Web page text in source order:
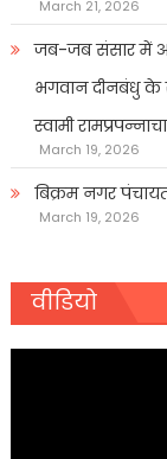
March 21, 2026
जब-जब संसार में
भगवान दीनबंधु के
स्वामी
March 19, 2026
बिक्रम नगर
March 19, 2026
वीडियो